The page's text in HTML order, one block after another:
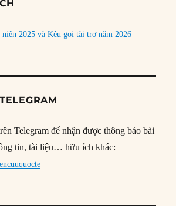
niên 2025 và Kêu gọi tài trợ năm 2026
Telegram để nhận được thông báo bài
tin, tài liệu… hữu ích khác: